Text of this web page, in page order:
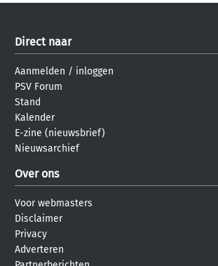
Direct naar
Aanmelden / inloggen
PSV Forum
Stand
Kalender
E-zine (nieuwsbrief)
Nieuwsarchief
Over ons
Voor webmasters
Disclaimer
Privacy
Adverteren